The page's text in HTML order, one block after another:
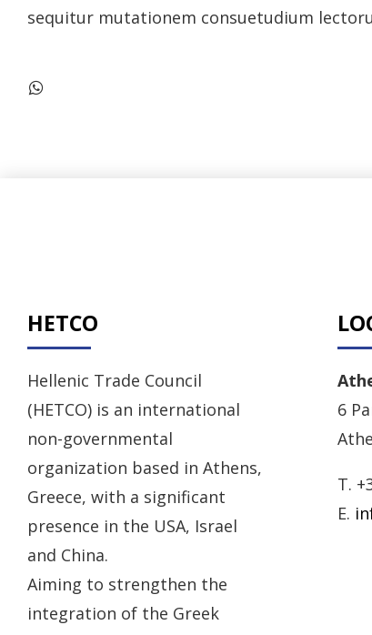
sequitur mutationem consuetudium
HETCO
Hellenic Trade Council
(HETCO) is an international
non-governmental
organization based in Athens,
Greece, with a significant
presence in the USA, Israel
and China.
Aiming to strengthen the
integration of the Greek
6
T.
E.